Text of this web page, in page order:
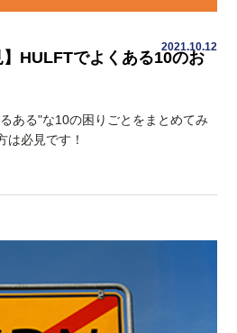
2021.10.12
】HULFTでよくある10のお
ある"な10の困りごとをまとめてみ
は必見です！